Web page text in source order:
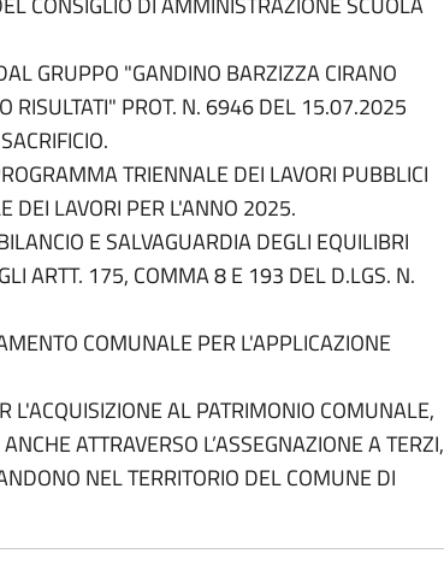
GRUPPO "GANDINO BARZIZZA CIRANO
RISULTATI" PROT. N. 6946 DEL 15.07.2025
TRIENNALE DEI LAVORI PUBBLICI
LAVORI PER L'ANNO 2025.
E SALVAGUARDIA DEGLI EQUILIBRI
ARTT. 175, COMMA 8 E 193 DEL D.LGS. N.
COMUNALE PER L'APPLICAZIONE
AL PATRIMONIO COMUNALE,
ATTRAVERSO L’ASSEGNAZIONE A TERZI,
NEL TERRITORIO DEL COMUNE DI